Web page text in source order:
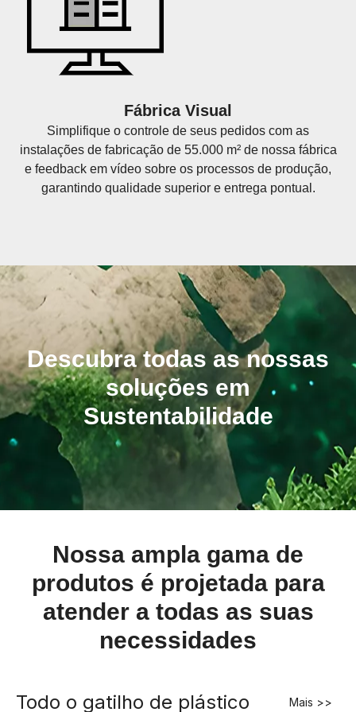
Fábrica Visual
Simplifique o controle de seus pedidos com as
instalações de fabricação de 55.000 m² de nossa fábrica
e feedback em vídeo sobre os processos de produção,
garantindo qualidade superior e entrega pontual.
Descubra todas as nossas
soluções em
Sustentabilidade
Nossa ampla gama de
produtos é projetada para
atender a todas as suas
necessidades
Todo o gatilho de plástico Mais >>